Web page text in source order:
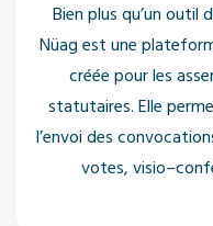
Bien plus qu’un
Nüag est une
créée pour les
statutaires. Elle
l’envoi des
votes,